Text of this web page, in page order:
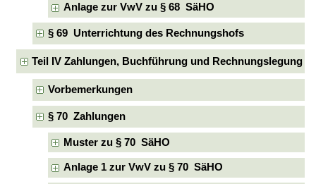
Anlage zur VwV zu § 68 SäHO
§ 69 Unterrichtung des Rechnungshofs
Teil IV Zahlungen, Buchführung und Rechnungslegung
Vorbemerkungen
§ 70 Zahlungen
Muster zu § 70 SäHO
Anlage 1 zur VwV zu § 70 SäHO